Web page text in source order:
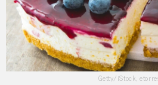
Getty/iStock,